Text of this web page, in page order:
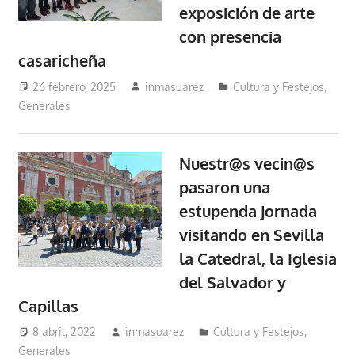
exposición de arte
con presencia
casaricheña
26 febrero, 2025 inmasuarez Cultura y Festejos,
Generales
Nuestr@s vecin@s
pasaron una
estupenda jornada
visitando en Sevilla
la Catedral, la Iglesia
del Salvador y
Capillas
8 abril, 2022 inmasuarez Cultura y Festejos,
Generales